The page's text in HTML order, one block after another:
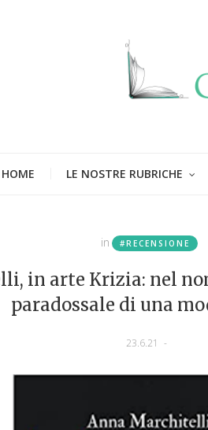
HOME LE NOSTRE RUBRICHE
in #RECENSIONE
in arte Krizia: nel
paradossale di una
23.6.21 -